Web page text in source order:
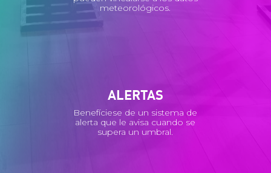
meteorológicos.
ALERTAS
Benefíciese de un sistema de
alerta que le avisa cuando se
supera un umbral.